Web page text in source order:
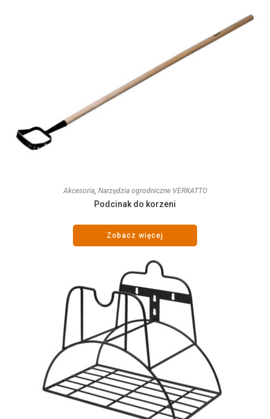
Akcesoria, Narzędzia ogrodniczne VERKATTO
Podcinak do korzeni
Zobacz więcej